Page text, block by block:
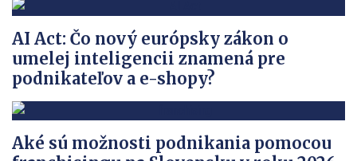
AI Act: Čo nový európsky zákon o
umelej inteligencii znamená pre
podnikateľov a e-shopy?
Aké sú možnosti podnikania pomocou